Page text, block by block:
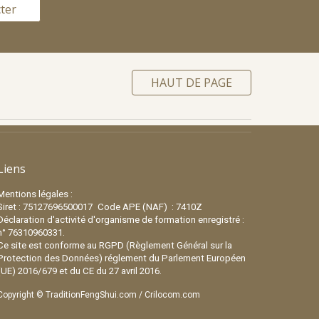
HAUT DE PAGE
légales :
: 75127696500017 Code APE (NAF) : 7410Z
d'activité d'organisme de formationenregistré :
76310960331.
site est conforme au RGPD (Règlement Général sur la
des Données)réglement du Parlement Européen
2016/679 et duCE du 27 avril 2016.
©TraditionFengShui.com / Crilocom.com